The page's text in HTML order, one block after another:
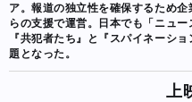
ア。報道の独立性を確保するため
らの支援で運営。日本でも「ニュ
『共犯者たち』と『スパイネーシ
題となった。
上